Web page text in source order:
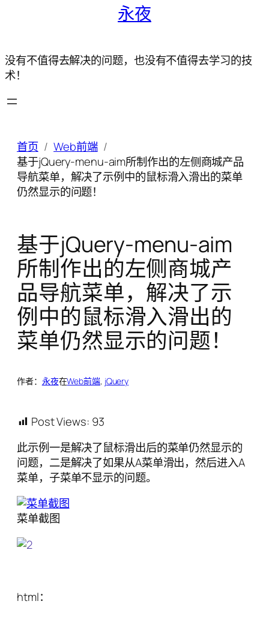
永夜
没有不值得去解决的问题，也没有不值得去学习的技
术！
首页
Web前端
基于jQuery-menu-aim所制作出的左侧商城产品
导航菜单，解决了示例中的鼠标滑入滑出的菜单
仍然显示的问题！
基于jQuery-menu-aim
所制作出的左侧商城产
品导航菜单，解决了示
例中的鼠标滑入滑出的
菜单仍然显示的问题！
作者： 永夜在Web前端, jQuery
Post Views: 93
此示例一是解决了鼠标滑出后的菜单仍然显示的
问题，二是解决了如果从A菜单滑出，然后进入A
菜单，子菜单不显示的问题。
菜单截图
html：